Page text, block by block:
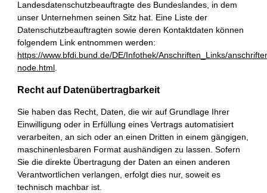
Landesdatenschutzbeauftragte des Bundeslandes, in dem
unser Unternehmen seinen Sitz hat. Eine Liste der
Datenschutzbeauftragten sowie deren Kontaktdaten können
folgendem Link entnommen werden:
https://www.bfdi.bund.de/DE/Infothek/Anschriften_Links/
node.html .
Recht auf Datenübertragbarkeit
Sie haben das Recht, Daten, die wir auf Grundlage Ihrer
Einwilligung oder in Erfüllung eines Vertrags automatisiert
verarbeiten, an sich oder an einen Dritten in einem gängigen,
maschinenlesbaren Format aushändigen zu lassen. Sofern
Sie die direkte Übertragung der Daten an einen anderen
Verantwortlichen verlangen, erfolgt dies nur, soweit es
technisch machbar ist.